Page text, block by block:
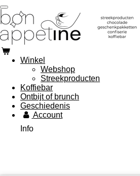
Ga
direct
naar
de
hoofdinhoud
Winkel
Webshop
Streekproducten
Koffiebar
Ontbijt of brunch
Geschiedenis
Account
Info